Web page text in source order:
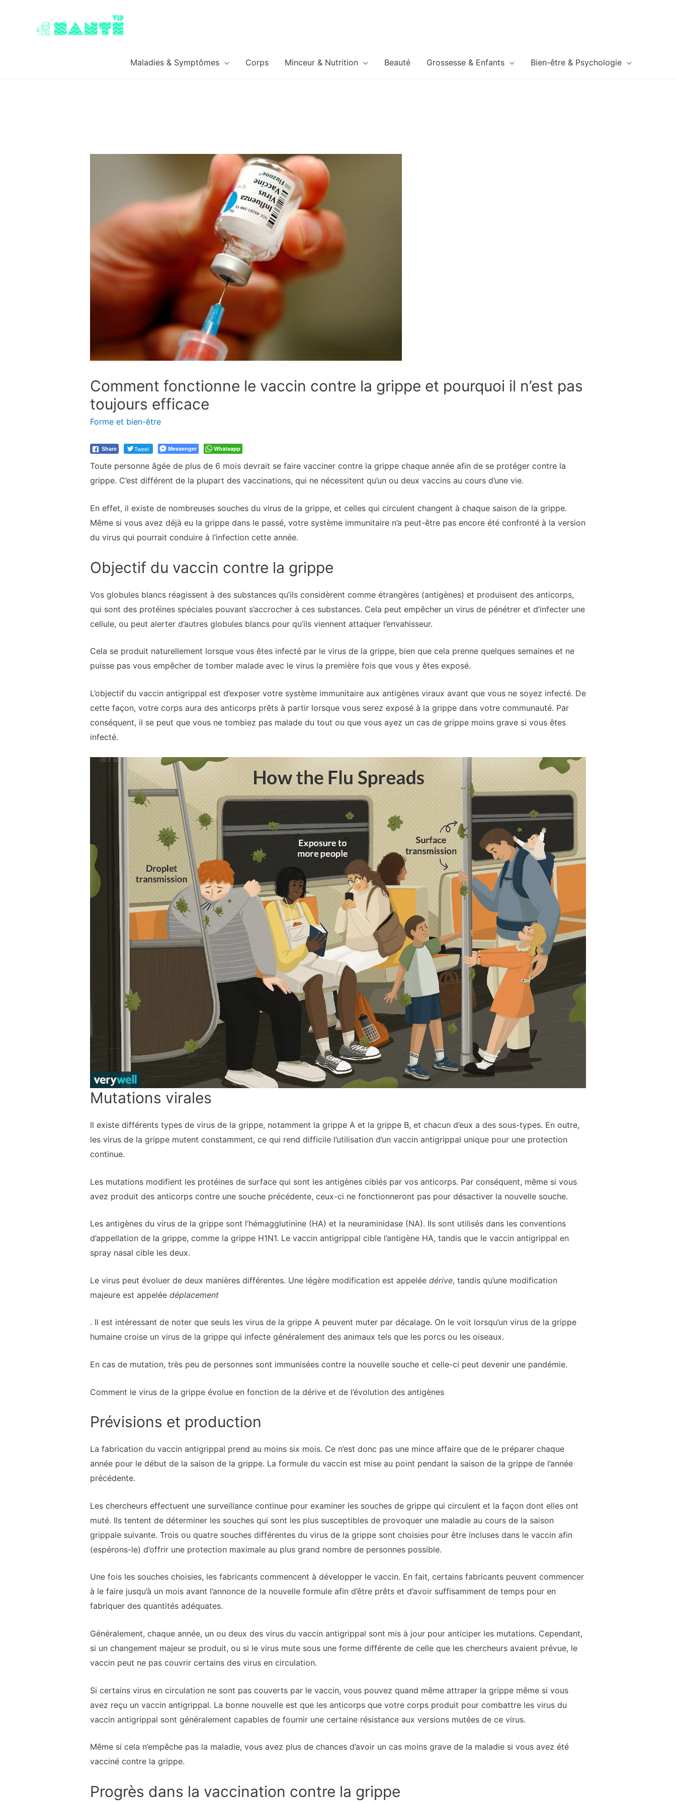
Maladies & Symptômes Corps Minceur & Nutrition Beauté Grossesse & Enfants Bien-être & Psychologie
Comment fonctionne le vaccin contre la grippe et pourquoi il n’est pas
toujours efficace
Forme et bien-être
Share Tweet Messenger Whatsapp
Toute personne âgée de plus de 6 mois devrait se faire vacciner contre la grippe chaque année afin de se protéger contre la
grippe. C’est différent de la plupart des vaccinations, qui ne nécessitent qu’un ou deux vaccins au cours d’une vie.
En effet, il existe de nombreuses souches du virus de la grippe, et celles qui circulent changent à chaque saison de la grippe.
Même si vous avez déjà eu la grippe dans le passé, votre système immunitaire n’a peut-être pas encore été confronté à la version
du virus qui pourrait conduire à l’infection cette année.
Objectif du vaccin contre la grippe
Vos globules blancs réagissent à des substances qu’ils considèrent comme étrangères (antigènes) et produisent des anticorps,
qui sont des protéines spéciales pouvant s’accrocher à ces substances. Cela peut empêcher un virus de pénétrer et d’infecter une
cellule, ou peut alerter d’autres globules blancs pour qu’ils viennent attaquer l’envahisseur.
Cela se produit naturellement lorsque vous êtes infecté par le virus de la grippe, bien que cela prenne quelques semaines et ne
puisse pas vous empêcher de tomber malade avec le virus la première fois que vous y êtes exposé.
L’objectif du vaccin antigrippal est d’exposer votre système immunitaire aux antigènes viraux avant que vous ne soyez infecté. De
cette façon, votre corps aura des anticorps prêts à partir lorsque vous serez exposé à la grippe dans votre communauté. Par
conséquent, il se peut que vous ne tombiez pas malade du tout ou que vous ayez un cas de grippe moins grave si vous êtes
infecté.
Mutations virales
Il existe différents types de virus de la grippe, notamment la grippe A et la grippe B, et chacun d’eux a des sous-types. En outre,
les virus de la grippe mutent constamment, ce qui rend difficile l’utilisation d’un vaccin antigrippal unique pour une protection
continue.
Les mutations modifient les protéines de surface qui sont les antigènes ciblés par vos anticorps. Par conséquent, même si vous
avez produit des anticorps contre une souche précédente, ceux-ci ne fonctionneront pas pour désactiver la nouvelle souche.
Les antigènes du virus de la grippe sont l’hémagglutinine (HA) et la neuraminidase (NA). Ils sont utilisés dans les conventions
d’appellation de la grippe, comme la grippe H1N1. Le vaccin antigrippal cible l’antigène HA, tandis que le vaccin antigrippal en
spray nasal cible les deux.
Le virus peut évoluer de deux manières différentes. Une légère modification est appelée dérive, tandis qu’une modification
majeure est appelée déplacement
. Il est intéressant de noter que seuls les virus de la grippe A peuvent muter par décalage. On le voit lorsqu’un virus de la grippe
humaine croise un virus de la grippe qui infecte généralement des animaux tels que les porcs ou les oiseaux.
En cas de mutation, très peu de personnes sont immunisées contre la nouvelle souche et celle-ci peut devenir une pandémie.
Comment le virus de la grippe évolue en fonction de la dérive et de l’évolution des antigènes
Prévisions et production
La fabrication du vaccin antigrippal prend au moins six mois. Ce n’est donc pas une mince affaire que de le préparer chaque
année pour le début de la saison de la grippe. La formule du vaccin est mise au point pendant la saison de la grippe de l’année
précédente.
Les chercheurs effectuent une surveillance continue pour examiner les souches de grippe qui circulent et la façon dont elles ont
muté. Ils tentent de déterminer les souches qui sont les plus susceptibles de provoquer une maladie au cours de la saison
grippale suivante. Trois ou quatre souches différentes du virus de la grippe sont choisies pour être incluses dans le vaccin afin
(espérons-le) d’offrir une protection maximale au plus grand nombre de personnes possible.
Une fois les souches choisies, les fabricants commencent à développer le vaccin. En fait, certains fabricants peuvent commencer
à le faire jusqu’à un mois avant l’annonce de la nouvelle formule afin d’être prêts et d’avoir suffisamment de temps pour en
fabriquer des quantités adéquates.
Généralement, chaque année, un ou deux des virus du vaccin antigrippal sont mis à jour pour anticiper les mutations. Cependant,
si un changement majeur se produit, ou si le virus mute sous une forme différente de celle que les chercheurs avaient prévue, le
vaccin peut ne pas couvrir certains des virus en circulation.
Si certains virus en circulation ne sont pas couverts par le vaccin, vous pouvez quand même attraper la grippe même si vous
avez reçu un vaccin antigrippal. La bonne nouvelle est que les anticorps que votre corps produit pour combattre les virus du
vaccin antigrippal sont généralement capables de fournir une certaine résistance aux versions mutées de ce virus.
Même si cela n’empêche pas la maladie, vous avez plus de chances d’avoir un cas moins grave de la maladie si vous avez été
vacciné contre la grippe.
Progrès dans la vaccination contre la grippe